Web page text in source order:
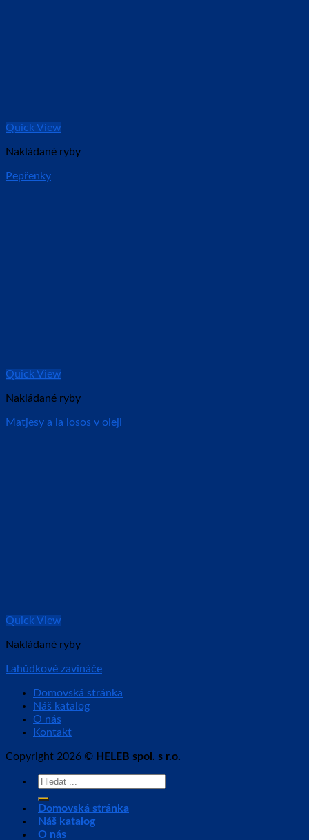
Quick View
Nakládané ryby
Pepřenky
Quick View
Nakládané ryby
Matjesy a la losos v oleji
Quick View
Nakládané ryby
Lahůdkové zavináče
Domovská stránka
Náš katalog
O nás
Kontakt
Copyright 2026 © HELEB spol. s r.o.
Hledat:
Domovská stránka
Náš katalog
O nás